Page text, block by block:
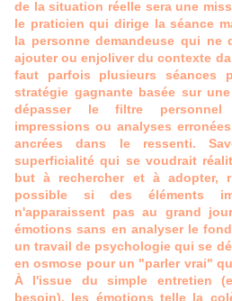
de la situation réelle sera une
le praticien qui dirige la séance
la personne demandeuse qui ne
ajouter ou enjoliver du contexte
faut parfois plusieurs séances
stratégie gagnante basée sur
dépasser le filtre personnel
impressions ou analyses
ancrées dans le ressenti.
superficialité qui se voudrait
but à rechercher et à adopter,
possible si des éléments
n'apparaissent pas au grand
émotions sans en analyser le
un travail de psychologie qui se
en osmose pour un "parler vrai"
À l'issue du simple entretien
besoin), les émotions telle la